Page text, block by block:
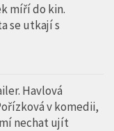
míří do kin.
se utkají s
Havlová
v komedii,
nechat ujít